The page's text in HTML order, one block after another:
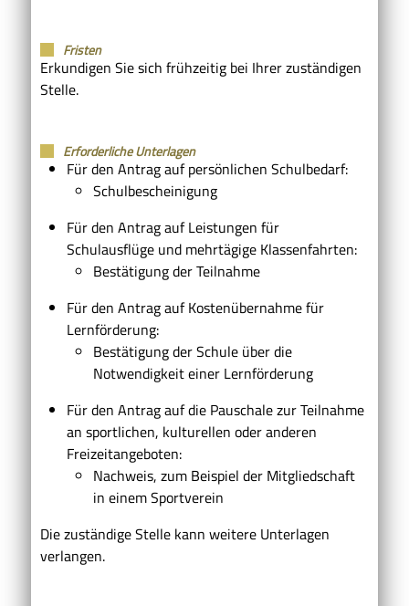
Fristen
Erkundigen Sie sich frühzeitig bei Ihrer zuständigen
Stelle.
Erforderliche Unterlagen
Für den Antrag auf persönlichen Schulbedarf:
Schulbescheinigung
Für den Antrag auf Leistungen für
Schulausflüge und mehrtägige Klassenfahrten:
Bestätigung der Teilnahme
Für den Antrag auf Kostenübernahme für
Lernförderung:
Bestätigung der Schule über die
Notwendigkeit einer Lernförderung
Für den Antrag auf die Pauschale zur Teilnahme
an sportlichen, kulturellen oder anderen
Freizeitangeboten:
Nachweis, zum Beispiel der Mitgliedschaft
in einem Sportverein
Die zuständige Stelle kann weitere Unterlagen
verlangen.